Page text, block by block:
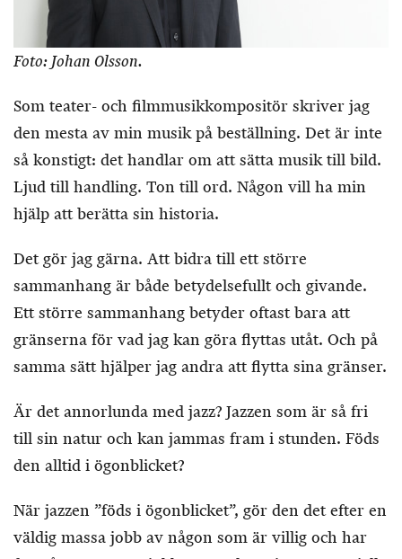
Foto: Johan Olsson.
Som teater- och filmmusikkompositör skriver jag
den mesta av min musik på beställning. Det är inte
så konstigt: det handlar om att sätta musik till bild.
Ljud till handling. Ton till ord. Någon vill ha min
hjälp att berätta sin historia.
Det gör jag gärna. Att bidra till ett större
sammanhang är både betydelsefullt och givande.
Ett större sammanhang betyder oftast bara att
gränserna för vad jag kan göra flyttas utåt. Och på
samma sätt hjälper jag andra att flytta sina gränser.
Är det annorlunda med jazz? Jazzen som är så fri
till sin natur och kan jammas fram i stunden. Föds
den alltid i ögonblicket?
När jazzen ”föds i ögonblicket”, gör den det efter en
väldig massa jobb av någon som är villig och har